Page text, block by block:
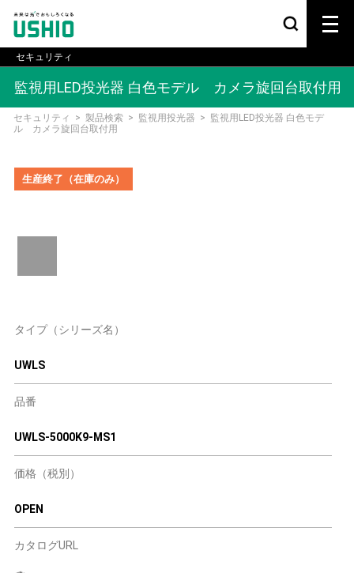
セキュリティ
監視用LED投光器 白色モデル カメラ旋回台取付用
セキュリティ > 製品検索 > 監視用投光器 > 監視用LED投光器 白色モデ
ル カメラ旋回台取付用
生産終了（在庫のみ）
タイプ（シリーズ名）
UWLS
品番
UWLS-5000K9-MS1
価格（税別）
OPEN
カタログURL